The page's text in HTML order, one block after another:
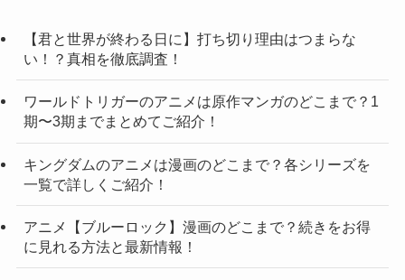
【君と世界が終わる日に】打ち切り理由はつまらな
い！？真相を徹底調査！
ワールドトリガーのアニメは原作マンガのどこまで？1
期〜3期までまとめてご紹介！
キングダムのアニメは漫画のどこまで？各シリーズを
一覧で詳しくご紹介！
アニメ【ブルーロック】漫画のどこまで？続きをお得
に見れる方法と最新情報！